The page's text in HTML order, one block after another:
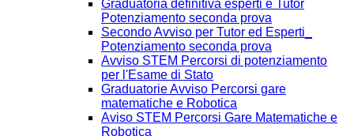
Graduatoria definitiva esperti e Tutor
Potenziamento seconda prova
Secondo Avviso per Tutor ed Esperti_
Potenziamento seconda prova
Avviso STEM Percorsi di potenziamento
per l'Esame di Stato
Graduatorie Avviso Percorsi gare
matematiche e Robotica
Aviso STEM Percorsi Gare Matematiche e
Robotica